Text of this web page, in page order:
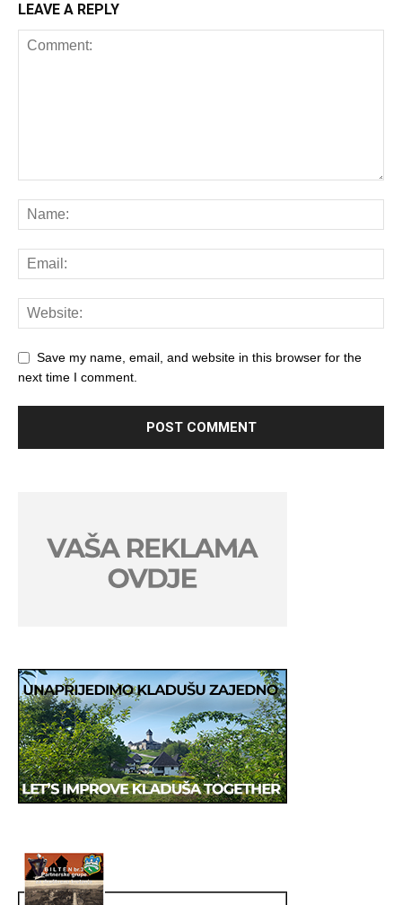
LEAVE A REPLY
Save my name, email, and website in this browser for the
next time I comment.